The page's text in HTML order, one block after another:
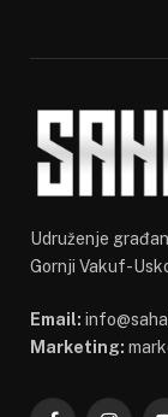
Udruženje
Gornji Vakuf-
Email:
Marketing: